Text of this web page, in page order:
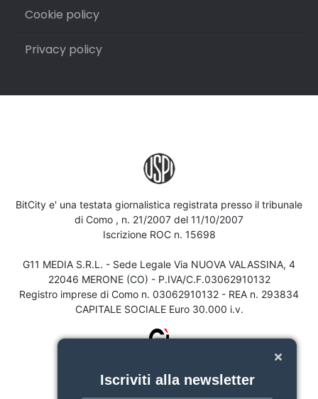
Cookie policy
Privacy policy
BitCity e' una testata giornalistica registrata presso il tribunale
di Como , n. 21/2007 del 11/10/2007
Iscrizione ROC n. 15698
G11 MEDIA S.R.L. - Sede Legale Via NUOVA VALASSINA, 4
22046 MERONE (CO) - P.IVA/C.F.03062910132
Registro imprese di Como n. 03062910132 - REA n. 293834
CAPITALE SOCIALE Euro 30.000 i.v.
Iscriviti alla newsletter